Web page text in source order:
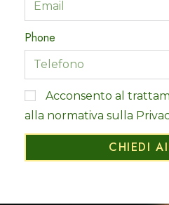
Phone
Acconsento al
alla normativa sulla
CHIEDI